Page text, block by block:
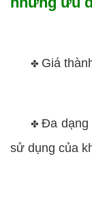
✤ Giá
✤Đa dạng
sử dụng của